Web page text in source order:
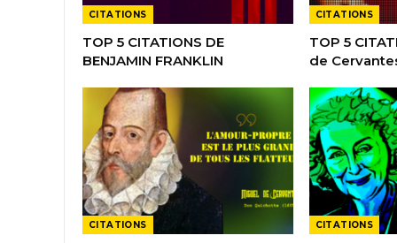
CITATIONS
TOP 5 CITATIONS DE
BENJAMIN FRANKLIN
CITATIONS
TOP 5
de
CITATIONS CITATIONS